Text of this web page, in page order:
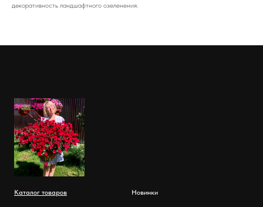
декоративность ландшафтного озеленения.
Каталог товаров Новинки